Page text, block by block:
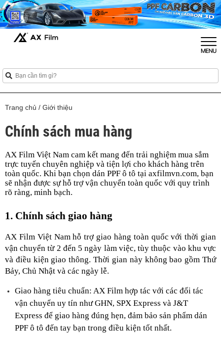
Trang chủ / Giới thiệu
Chính sách mua hàng
AX Film Việt Nam cam kết mang đến trải nghiệm mua sắm
trực tuyến chuyên nghiệp và tiện lợi cho khách hàng trên
toàn quốc. Khi bạn chọn dán PPF ô tô tại axfilmvn.com, bạn
sẽ nhận được sự hỗ trợ vận chuyển toàn quốc với quy trình
rõ ràng, minh bạch.
1. Chính sách giao hàng
AX Film Việt Nam hỗ trợ giao hàng toàn quốc với thời gian
vận chuyển từ 2 đến 5 ngày làm việc, tùy thuộc vào khu vực
và điều kiện giao thông. Thời gian này không bao gồm Thứ
Bảy, Chủ Nhật và các ngày lễ.
Giao hàng tiêu chuẩn: AX Film hợp tác với các đối tác
vận chuyển uy tín như GHN, SPX Express và J&T
Express để giao hàng đúng hẹn, đảm bảo sản phẩm dán
PPF ô tô đến tay bạn trong điều kiện tốt nhất.